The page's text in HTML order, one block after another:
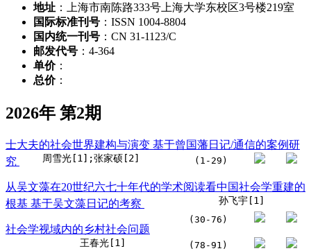
地址 ：上海市南陈路333号上海大学东校区3号楼219室
国际标准刊号 ：ISSN 1004-8804
国内统一刊号 ：CN 31-1123/C
邮发代号 ：4-364
单价：
总价：
2026年 第2期
士大夫的社会世界建构与演变 基于曾国藩日记/通信的案例研
究
周雪光[1];张家硕[2] (1-29)
从吴文藻在20世纪六七十年代的学术阅读看中国社会学重建的
根基 基于吴文藻日记的考察
孙飞宇[1]
(30-76)
社会学视域内的乡村社会问题
王春光[1] (78-91)